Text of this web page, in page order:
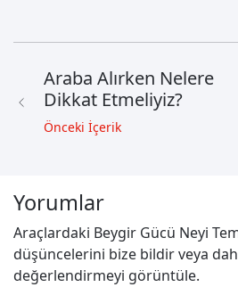
Araba Alırken Nelere
Dikkat Etmeliyiz?
Önceki İçerik
Yorumlar
Araçlardaki Beygir Gücü Neyi
düşüncelerini bize bildir veya
değerlendirmeyi görüntüle.